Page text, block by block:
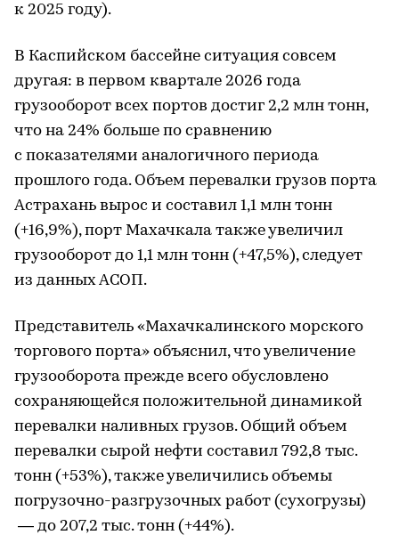
к 2025 году).
В Каспийском бассейне ситуация совсем
другая: в первом квартале 2026 года
грузооборот всех портов достиг 2,2 млн тонн,
что на 24% больше по сравнению
с показателями аналогичного периода
прошлого года. Объем перевалки грузов порта
Астрахань вырос и составил 1,1 млн тонн
(+16,9%), порт Махачкала также увеличил
грузооборот до 1,1 млн тонн (+47,5%), следует
из данных АСОП.
Представитель «Махачкалинского морского
торгового порта» объяснил, что увеличение
грузооборота прежде всего обусловлено
сохраняющейся положительной динамикой
перевалки наливных грузов. Общий объем
перевалки сырой нефти составил 792,8 тыс.
тонн (+53%), также увеличились объемы
погрузочно-разгрузочных работ (сухогрузы)
— до 207,2 тыс. тонн (+44%).